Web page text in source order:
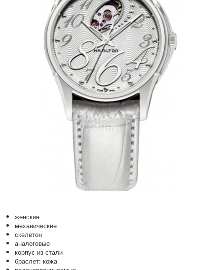
женские
механические
скелетон
аналоговые
корпус из стали
браслет: кожа